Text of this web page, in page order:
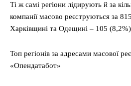
Ті ж самі регіони лідирують й за
компанії масово реєструються за
Харківщині та Одещині – 105
Топ регіонів за адресами масової
«Опендатабот»